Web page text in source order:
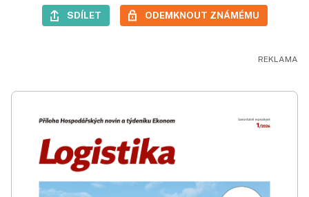
SDÍLET ODEMKNOUT ZNÁMÉMU